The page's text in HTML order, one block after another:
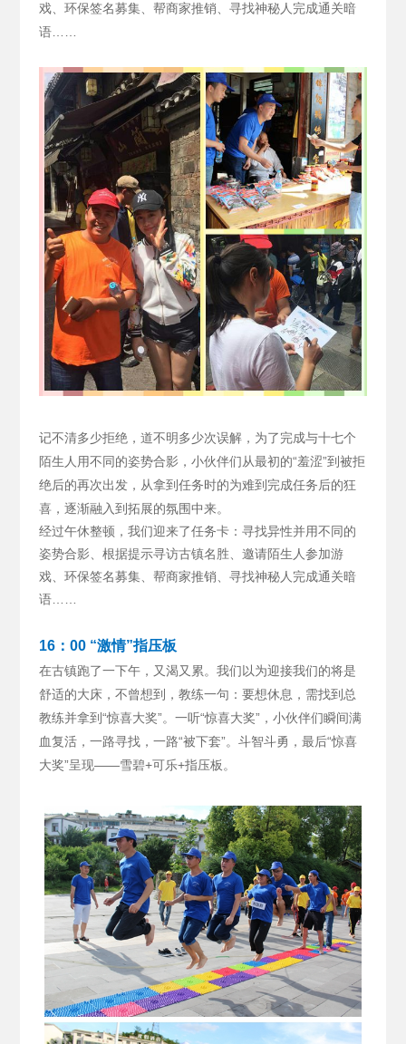
戏、环保签名募集、帮商家推销、寻找神秘人完成通关暗
语……
记不清多少拒绝，道不明多少次误解，为了完成与十七个
陌生人用不同的姿势合影，小伙伴们从最初的“羞涩”到被拒
绝后的再次出发，从拿到任务时的为难到完成任务后的狂
喜，逐渐融入到拓展的氛围中来。
经过午休整顿，我们迎来了任务卡：寻找异性并用不同的
姿势合影、根据提示寻访古镇名胜、邀请陌生人参加游
戏、环保签名募集、帮商家推销、寻找神秘人完成通关暗
语……
16：00 “激情”指压板
在古镇跑了一下午，又渴又累。我们以为迎接我们的将是
舒适的大床，不曾想到，教练一句：要想休息，需找到总
教练并拿到“惊喜大奖”。 一听“惊喜大奖”，小伙伴们瞬间满
血复活，一路寻找，一路“被下套”。斗智斗勇，最后“惊喜
大奖”呈现——雪碧+可乐+指压板。